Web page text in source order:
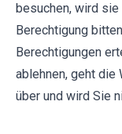
besuchen, wird
Berechtigung
Berechtigungen
ablehnen, geht die
über und wird Sie